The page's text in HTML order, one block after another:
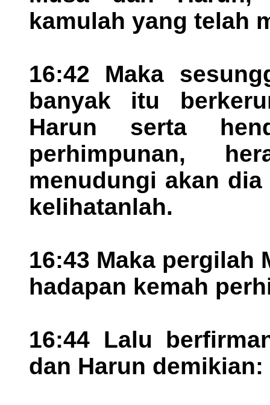
kamulah yang telah
16:42 Maka
banyak itu
Harun serta
perhimpunan,
menudungi akan
kelihatanlah.
16:43 Maka pergilah
hadapan kemah
16:44 Lalu
dan Harun demikian: